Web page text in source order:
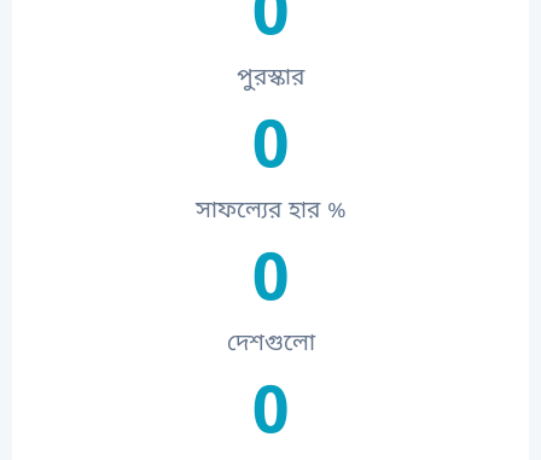
পুরস্কার
সাফল্যের হার %
0
দেশগুলো
0
0